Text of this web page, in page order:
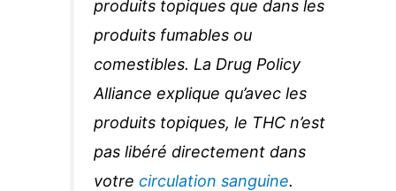
produits topiques que dans les
produits fumables ou
comestibles. La Drug Policy
Alliance explique qu’avec les
produits topiques, le THC n’est
pas libéré directement dans
votrecirculation sanguine.